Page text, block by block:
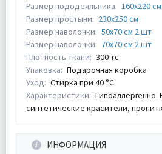
Размер пододеяльника: 160х220
Размер простыни: 230х250 см
Размер наволочки: 50х70 см 2 шт
Размер наволочки: 70х70 см 2 шт
Плотность ткани: 300 тс
Упаковка: Подарочная коробка
Уход: Стирка при 40 °С
Характеристики: Гипоаллергенно.
синтетические красители,
ИНФОРМАЦИЯ